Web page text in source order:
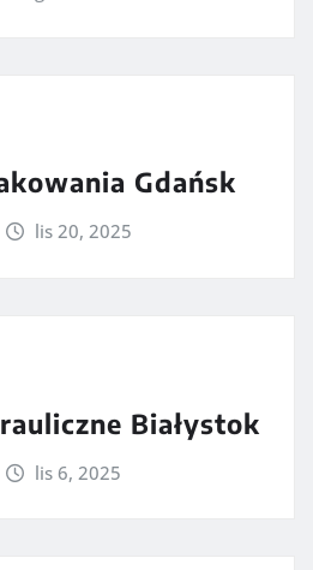
Gdańsk
lis 20, 2025
Białystok
lis 6, 2025